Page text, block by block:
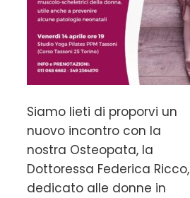
Siamo lieti di proporvi un
nuovo incontro con la
nostra Osteopata, la
Dottoressa Federica Ricco,
dedicato alle donne in